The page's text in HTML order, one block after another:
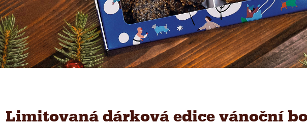
Limitovaná dárková edice vánoční